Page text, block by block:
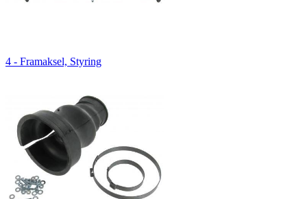
4 - Framaksel, Styring